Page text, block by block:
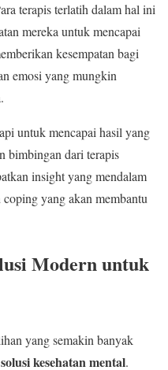
terapis terlatih dalam hal ini
mereka untuk mencapai
kesempatan bagi
emosi yang mungkin
untuk mencapai hasil yang
bimbingan dari terapis
insight yang mendalam
yang akan membantu
Modern untuk
yang semakin banyak
solusi kesehatan mental.